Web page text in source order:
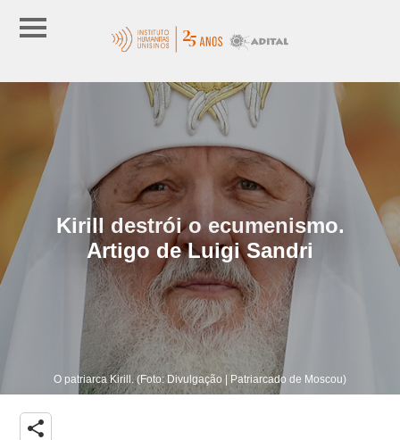
Kirill destrói o ecumenismo.
Artigo de Luigi Sandri
O patriarca Kirill. (Foto: Divulgação | Patriarcado de Moscou)
share